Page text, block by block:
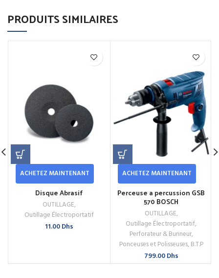
PRODUITS SIMILAIRES
ACHETEZ MAINTENANT
Disque Abrasif
OUTILLAGE,
Outillage Électroportatif
11.00Dhs
ACHETEZ MAINTENANT
Perceuse a percussion GSB
570 BOSCH
OUTILLAGE,
Outillage Électroportatif,
Perforateur & Burineur,
Ponceuses et Polisseuses, B.T.P
799.00Dhs